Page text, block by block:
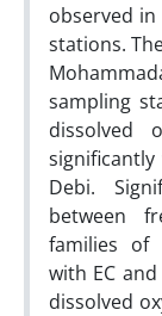
observed
stations.
sampling
dissolved
Debi.
between
families of
with EC
dissolved